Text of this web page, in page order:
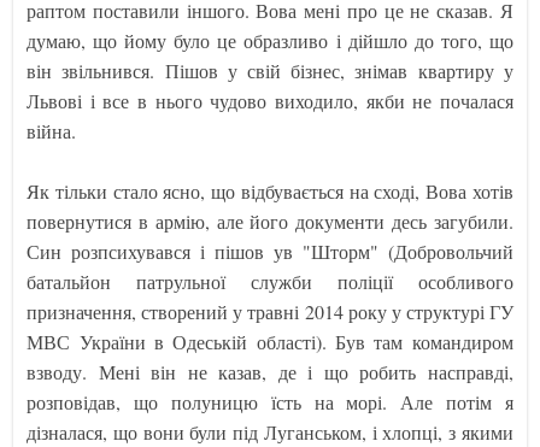
раптом поставили іншого. Вова мені про це не сказав. Я
думаю, що йому було це образливо і дійшло до того, що
він звільнився. Пішов у свій бізнес, знімав квартиру у
Львові і все в нього чудово виходило, якби не почалася
війна.
Як тільки стало ясно, що відбувається на сході, Вова хотів
повернутися в армію, але його документи десь загубили.
Син розпсихувався і пішов ув "Шторм" (Добровольчий
батальйон патрульної служби поліції особливого
призначення, створений у травні 2014 року у структурі ГУ
МВС України в Одеській області). Був там командиром
взводу. Мені він не казав, де і що робить насправді,
розповідав, що полуницю їсть на морі. Але потім я
дізналася, що вони були під Луганськом, і хлопці, з якими